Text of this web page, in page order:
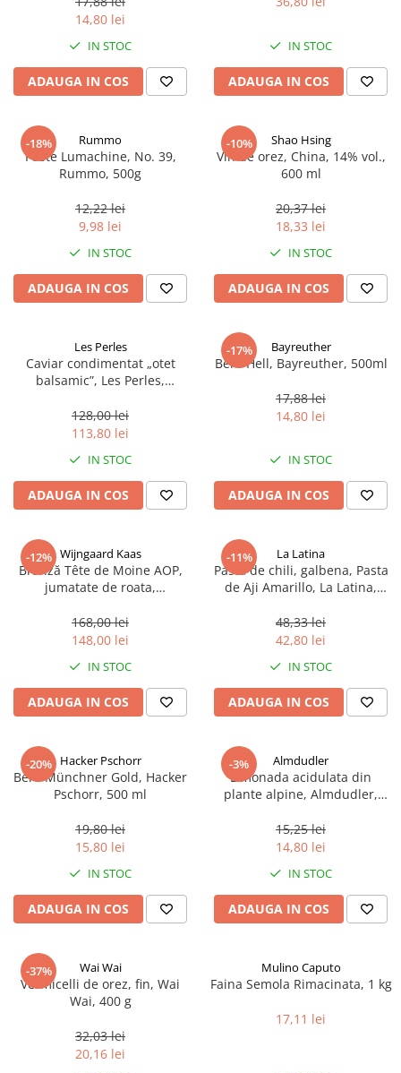
14,80 lei
IN STOC
ADAUGA IN COS
IN STOC
ADAUGA IN COS
-18% Rummo
Paste Lumachine, No. 39,
Rummo, 500g
12,22 lei
9,98 lei
IN STOC
ADAUGA IN COS
-10% Shao Hsing
Vin de orez, China, 14% vol.,
600 ml
20,37 lei
18,33 lei
IN STOC
ADAUGA IN COS
Les Perles
Caviar condimentat „otet
balsamic”, Les Perles,
sferice, 200 g
128,00 lei
113,80 lei
IN STOC
ADAUGA IN COS
-17% Bayreuther
Bere Hell, Bayreuther, 500ml
17,88 lei
14,80 lei
IN STOC
ADAUGA IN COS
-12% Wijngaard Kaas
Brânză Tête de Moine AOP,
jumatate de roata,
168,00 lei
148,00 lei
IN STOC
ADAUGA IN COS
-11% La Latina
Pasta de chili, galbena, Pasta
de Aji Amarillo, La Latina,
48,33 lei
42,80 lei
IN STOC
ADAUGA IN COS
-20% Hacker Pschorr
Bere Münchner Gold, Hacker
Pschorr, 500 ml
19,80 lei
15,80 lei
IN STOC
ADAUGA IN COS
-3% Almdudler
Limonada acidulata din
plante alpine, Almdudler,
15,25 lei
14,80 lei
IN STOC
ADAUGA IN COS
-37% Wai Wai
Vermicelli de orez, fin, Wai
Wai, 400 g
32,03 lei
20,16 lei
Mulino Caputo
Faina Semola Rimacinata, 1 kg
17,11 lei